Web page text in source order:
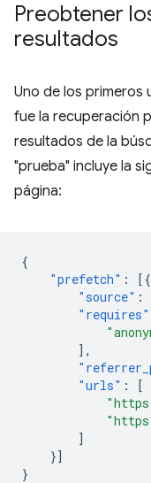
Preobtener
resultados
Uno de los primeros
fue la recuperación
resultados de la
"prueba" incluye la
página:
{
"prefetch" :
[{
"source" :
"requires"
],
"urls" :
[
]
}]
}